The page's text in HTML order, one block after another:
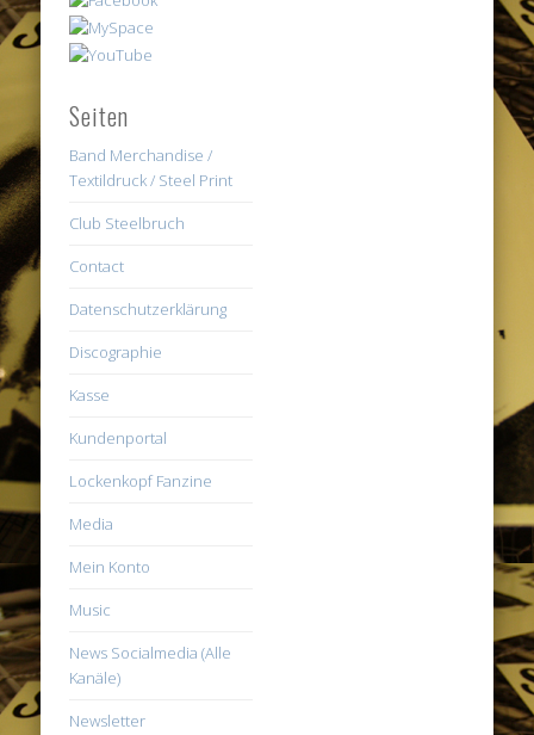
Seiten
Band Merchandise /
Textildruck / Steel Print
Club Steelbruch
Contact
Datenschutzerklärung
Discographie
Kasse
Kundenportal
Lockenkopf Fanzine
Media
Mein Konto
Music
News Socialmedia (Alle
Kanäle)
Newsletter